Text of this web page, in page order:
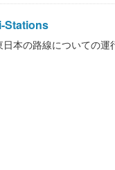
Stations
本の路線についての運